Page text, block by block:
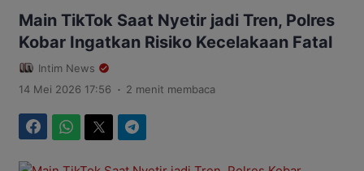
Main TikTok Saat Nyetir jadi Tren, Polres
Kobar Ingatkan Risiko Kecelakaan Fatal
Intim News
14 Mei 2026 17:56 . 2 menit membaca